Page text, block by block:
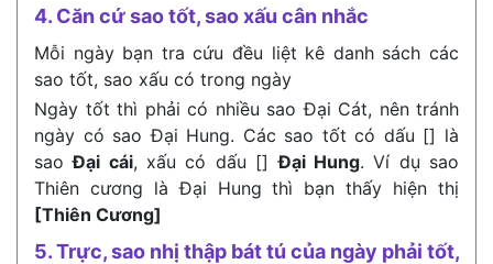
4. Căn cứ sao tốt, sao xấu cân nhắc
Mỗi ngày bạn tra cứu đều liệt kê danh sách các
sao tốt, sao xấu có trong ngày
Ngày tốt thì phải có nhiều sao Đại Cát, nên tránh
ngày có sao Đại Hung. Các sao tốt có dấu [] là
saoĐại cái, xấu có dấu []Đại Hung. Ví dụ sao
Thiên cương là Đại Hung thì bạn thấy hiện thị
[Thiên Cương]
5. Trực, sao nhị thập bát tú của ngày phải tốt,